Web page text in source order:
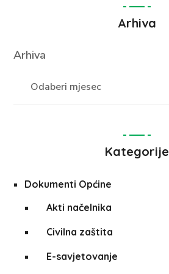
Arhiva
Arhiva
Kategorije
Dokumenti Općine
Akti načelnika
Civilna zaštita
E-savjetovanje